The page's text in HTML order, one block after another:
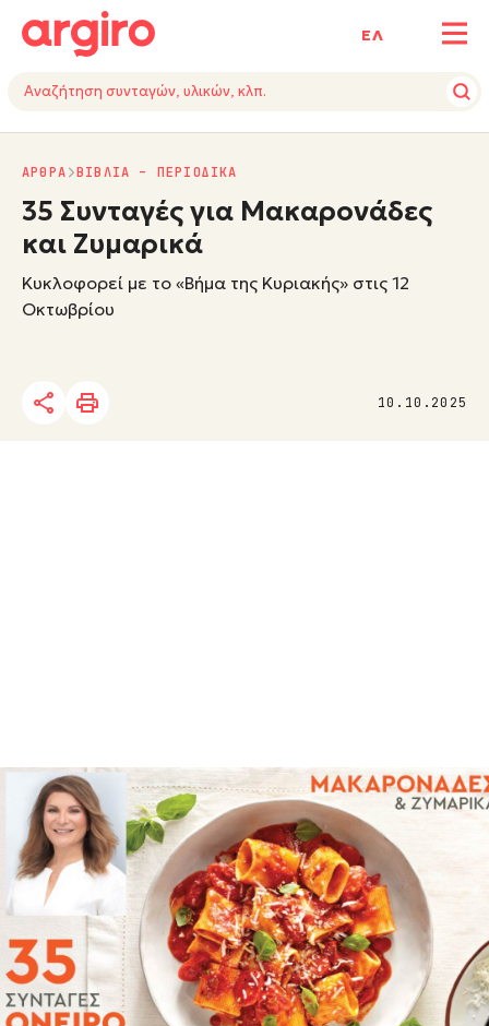
ΕΛ
10.10.2025
ΑΡΘΡΑ ΒΙΒΛΙΑ – ΠΕΡΙΟΔΙΚΑ
35 Συνταγές για Μακαρονάδες
και Ζυμαρικά
Κυκλοφορεί με το «Βήμα της Κυριακής» στις 12
Οκτωβρίου
35 Συνταγές Όνειρο, για ζυμαρικά και
Σάλτσες από την Αργυρώ
Την Κυριακή 12 Οκτωβρίου μαζί με το «Βήμα της
Κυριακής», «35 Συνταγές Όνειρο για ζυμαρικά» από
την Αργυρώ Μπαρμπαρίγου.
Αν υπάρχει ένα φαγητό που όλοι έχουμε
αγαπήσει και συνεχίζουμε να απολαμβάνουμε